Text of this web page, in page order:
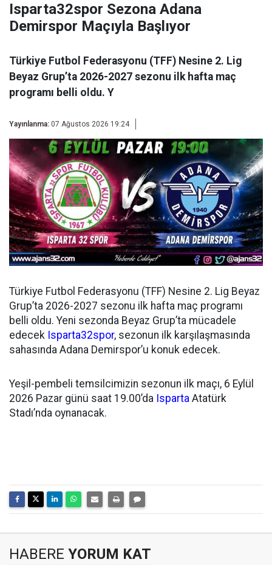
Isparta32spor Sezona Adana
Demirspor Maçıyla Başlıyor
Türkiye Futbol Federasyonu (TFF) Nesine 2. Lig
Beyaz Grup’ta 2026-2027 sezonu ilk hafta maç
programı belli oldu. Y
Yayınlanma: 07 Ağustos 2026 19:24
Türkiye Futbol Federasyonu (TFF) Nesine 2. Lig Beyaz
Grup’ta 2026-2027 sezonu ilk hafta maç programı
belli oldu. Yeni sezonda Beyaz Grup’ta mücadele
edecek Isparta32spor, sezonun ilk karşılaşmasında
sahasında Adana Demirspor’u konuk edecek.
Yeşil-pembeli temsilcimizin sezonun ilk maçı, 6 Eylül
2026 Pazar günü saat 19.00’da Isparta Atatürk
Stadı’nda oynanacak.
HABERE YORUM KAT